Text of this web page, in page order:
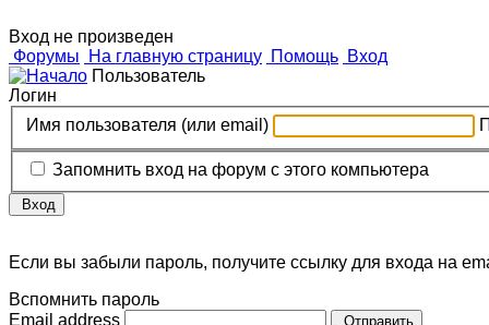
Вход не произведен
Форумы
На главную страницу Помощь Вход
Пользователь
Логин
Имя пользователя (или email)
Запомнить вход на форум с этого компьютера
Вход
Если вы забыли пароль, получите ссылку для входа на
Вспомнить пароль
Email address
Отправить